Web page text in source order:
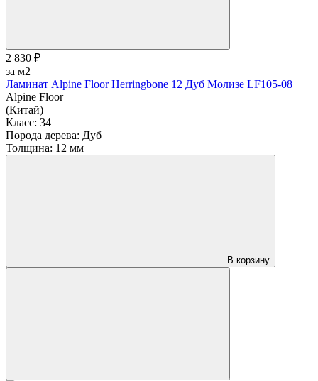
2 830 ₽
за м2
Ламинат Alpine Floor Herringbone 12 Дуб Молизе LF105-08
Alpine Floor
(Китай)
Класс: 34
Порода дерева: Дуб
Толщина: 12 мм
В корзину